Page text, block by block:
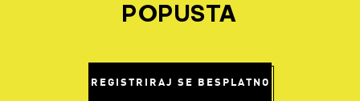
POPUSTA
REGISTRIRAJ SE BESPLATNO